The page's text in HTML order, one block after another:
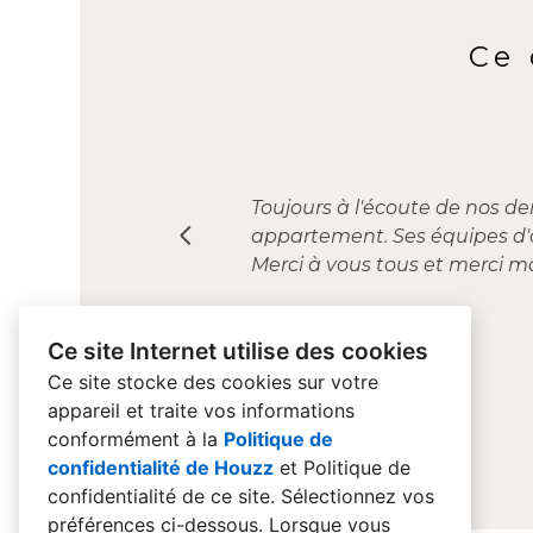
Ce site Internet utilise des cookies
Ce site stocke des cookies sur votre
appareil et traite vos informations
conformément à la Politique de
confidentialité de Houzz et Politique de
confidentialité de ce site. Sélectionnez vos
préférences ci-dessous. Lorsque vous
Ce
Toujours à l'écoute de nos
appartement. Ses équipes
Merci à vous tous et merci
Mme Leyrissoux nous a
avons beaucoup appréciés
Claudine a pris au pied levé
projet, bonne
caractérisent notre
Mme LEYRISSOUX est une
demande et y répond très
ans, voilà 2 ans.
respecté et les matériaux
préparation du projet et lors